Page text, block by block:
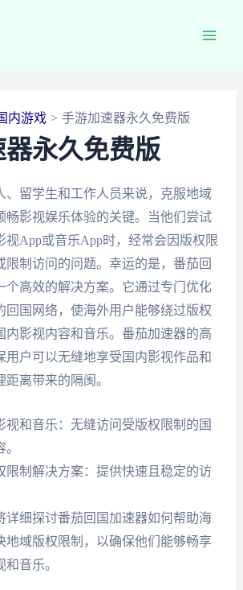
内游戏 手游加速器永久免费版
永久免费版
、留学生和工作人员来说，克服地域
畅影视娱乐体验的关键。当他们尝试
视App或音乐App时，经常会因版权限
限制访问的问题。幸运的是，番茄回
个高效的解决方案。它通过专门优化
回国网络，使海外用户能够绕过版权
内影视内容和音乐。番茄加速器的高
用户可以无缝地享受国内影视作品和
离带来的隔阂。
视和音乐：无缝访问受版权限制的国
限制解决方案：提供快速且稳定的访
详细探讨番茄回国加速器如何帮助海
地域版权限制，以确保他们能够畅享
和音乐。